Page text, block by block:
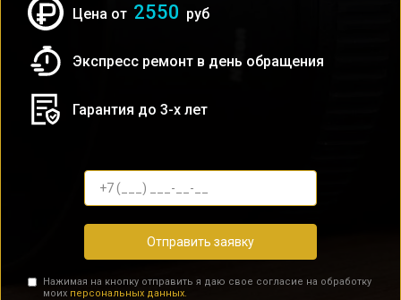
Цена от 2550 руб
Экспресс ремонт в день обращения
Гарантия до 3-х лет
Отправить заявку
Нажимая на кнопку отправить я даю свое согласие на обработку
моих персональных данных.